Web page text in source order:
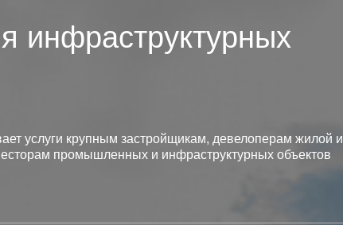
инфраструктурных
услуги крупным застройщикам, девелоперам жилой и
промышленных и инфраструктурных объектов